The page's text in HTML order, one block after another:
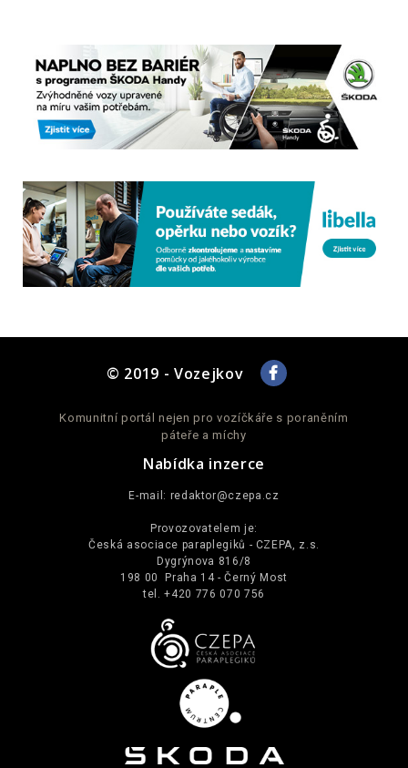
© 2019 - Vozejkov
Komunitní portál nejen pro vozíčkáře s poraněním
páteře a míchy
Nabídka inzerce
E-mail: redaktor@czepa.cz
Provozovatelem je:
Česká asociace paraplegiků - CZEPA, z.s.
Dygrýnova 816/8
198 00 Praha 14 - Černý Most
tel. +420 776 070 756